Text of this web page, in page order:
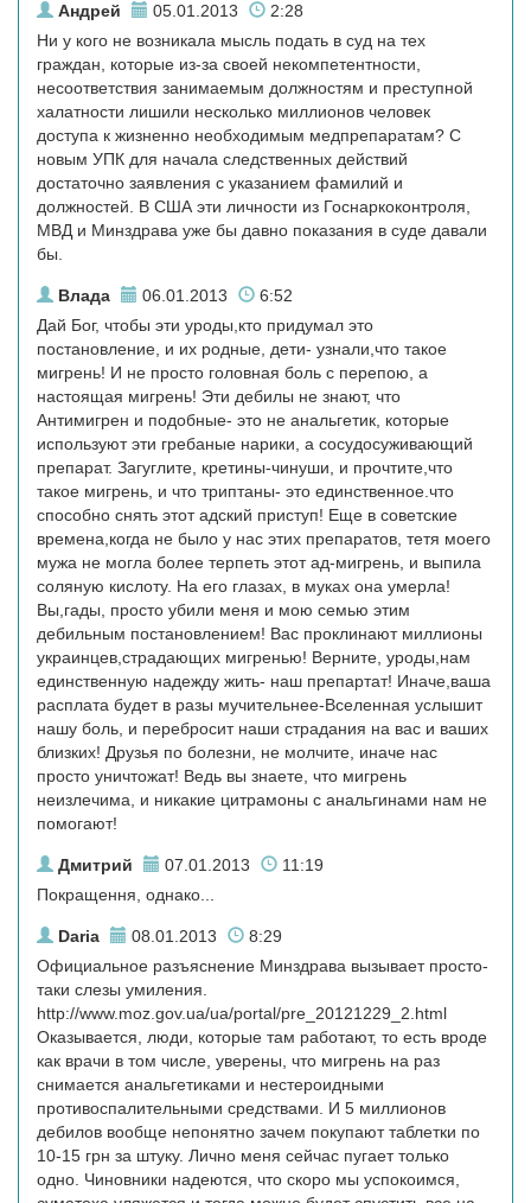
Андрей 05.01.2013
2:28
Ни у кого не возникала мысль подать в суд на тех
граждан, которые из-за своей некомпетентности,
несоответствия занимаемым должностям и преступной
халатности лишили несколько миллионов человек
доступа к жизненно необходимым медпрепаратам? С
новым УПК для начала следственных действий
достаточно заявления с указанием фамилий и
должностей. В США эти личности из Госнаркоконтроля,
МВД и Минздрава уже бы давно показания в суде давали
бы.
Влада 06.01.2013
6:52
Дай Бог, чтобы эти уроды,кто придумал это
постановление, и их родные, дети- узнали,что такое
мигрень! И не просто головная боль с перепою, а
настоящая мигрень! Эти дебилы не знают, что
Антимигрен и подобные- это не анальгетик, которые
используют эти гребаные нарики, а сосудосуживающий
препарат. Загуглите, кретины-чинуши, и прочтите,что
такое мигрень, и что триптаны- это единственное.что
способно снять этот адский приступ! Еще в советские
времена,когда не было у нас этих препаратов, тетя моего
мужа не могла более терпеть этот ад-мигрень, и выпила
соляную кислоту. На его глазах, в муках она умерла!
Вы,гады, просто убили меня и мою семью этим
дебильным постановлением! Вас проклинают миллионы
украинцев,страдающих мигренью! Верните, уроды,нам
единственную надежду жить- наш препартат! Иначе,ваша
расплата будет в разы мучительнее-Вселенная услышит
нашу боль, и перебросит наши страдания на вас и ваших
близких! Друзья по болезни, не молчите, иначе нас
просто уничтожат! Ведь вы знаете, что мигрень
неизлечима, и никакие цитрамоны с анальгинами нам не
помогают!
Дмитрий 07.01.2013
11:19
Покращення, однако...
Daria 08.01.2013
8:29
Официальное разъяснение Минздрава вызывает просто-
таки слезы умиления.
http://www.moz.gov.ua/ua/portal/pre_20121229_2.html
Оказывается, люди, которые там работают, то есть вроде
как врачи в том числе, уверены, что мигрень на раз
снимается анальгетиками и нестероидными
противоспалительными средствами. И 5 миллионов
дебилов вообще непонятно зачем покупают таблетки по
10-15 грн за штуку. Лично меня сейчас пугает только
одно. Чиновники надеются, что скоро мы успокоимся,